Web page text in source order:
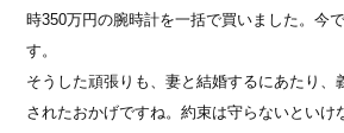
時350万円の腕時計を一括で買いました。今
す。
そうした頑張りも、妻と結婚するにあたり、
されたおかげですね。約束は守らないといけ